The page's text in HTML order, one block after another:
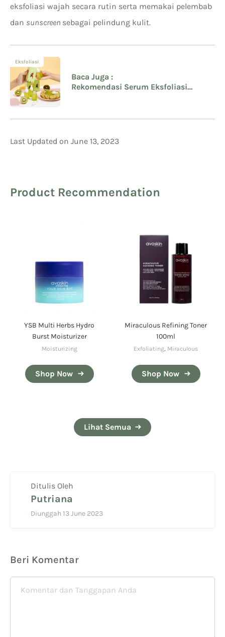
eksfoliasi wajah secara rutin serta memakai pelembab
dan sunscreen sebagai pelindung kulit.
Eksfoliasi
Baca Juga :
Rekomendasi Serum Eksfoliasi
Last Updated on June 13, 2023
Product Recommendation
YSB Multi Herbs Hydro
Burst Moisturizer
Moisturizing
Shop Now
Miraculous Refining Toner
100ml
Exfoliating Miraculous
Shop Now
Lihat Semua
Ditulis Oleh
Putriana
Diunggah 13 June 2023
Beri Komentar